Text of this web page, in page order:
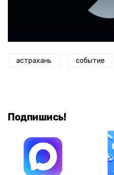
астрахань событие
Подпишись!